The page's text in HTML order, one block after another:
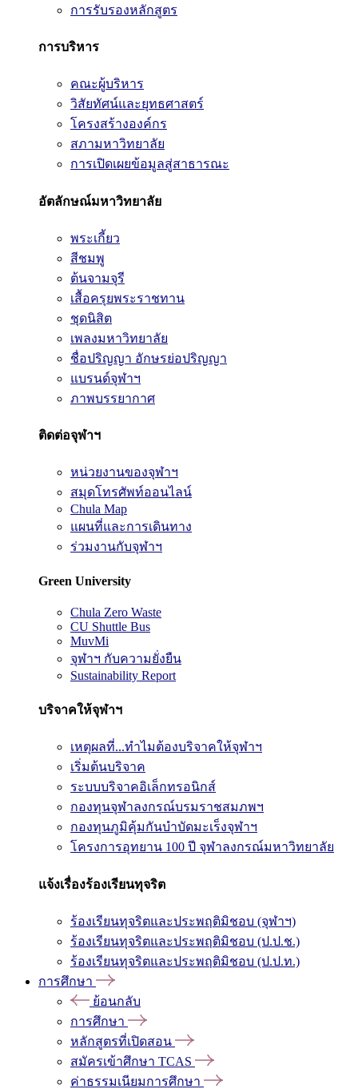
การรับรองหลักสูตร
การบริหาร
คณะผู้บริหาร
วิสัยทัศน์และยุทธศาสตร์
โครงสร้างองค์กร
สภามหาวิทยาลัย
การเปิดเผยข้อมูลสู่สาธารณะ
อัตลักษณ์มหาวิทยาลัย
พระเกี้ยว
สีชมพู
ต้นจามจุรี
เสื้อครุยพระราชทาน
ชุดนิสิต
เพลงมหาวิทยาลัย
ชื่อปริญญา อักษรย่อปริญญา
แบรนด์จุฬาฯ
ภาพบรรยากาศ
ติดต่อจุฬาฯ
หน่วยงานของจุฬาฯ
สมุดโทรศัพท์ออนไลน์
Chula Map
แผนที่และการเดินทาง
ร่วมงานกับจุฬาฯ
Green University
Chula Zero Waste
CU Shuttle Bus
MuvMi
จุฬาฯ กับความยั่งยืน
Sustainability Report
บริจาคให้จุฬาฯ
เหตุผลที่...ทำไมต้องบริจาคให้จุฬาฯ
เริ่มต้นบริจาค
ระบบบริจาคอิเล็กทรอนิกส์
กองทุนจุฬาลงกรณ์บรมราชสมภพฯ
กองทุนภูมิคุ้มกันบำบัดมะเร็งจุฬาฯ
โครงการอุทยาน 100 ปี จุฬาลงกรณ์มหาวิทยาลัย
แจ้งเรื่องร้องเรียนทุจริต
ร้องเรียนทุจริตและประพฤติมิชอบ (จุฬาฯ)
ร้องเรียนทุจริตและประพฤติมิชอบ (ป.ป.ช.)
ร้องเรียนทุจริตและประพฤติมิชอบ (ป.ป.ท.)
การศึกษา
ย้อนกลับ
การศึกษา
หลักสูตรที่เปิดสอน
สมัครเข้าศึกษา TCAS
ค่าธรรมเนียมการศึกษา